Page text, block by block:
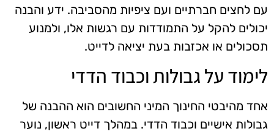
עם לחצים חברתיים ועם ציפיות מהסביבה. ידע והבנה
יכולים להקל על התמודדות עם רגשות אלו, ולמנוע
תסכולים או אכזבות בעת יציאה לדייט.
לימוד על גבולות וכבוד הדדי
אחד מהיבטי החינוך המיני החשובים הוא ההבנה של
גבולות אישיים וכבוד הדדי. במהלך דייט ראשון, נוער